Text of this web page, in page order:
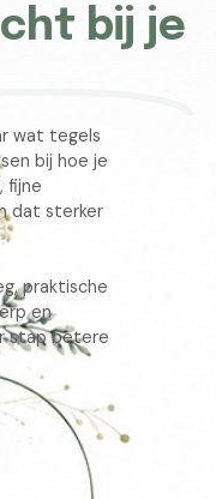
bij je
wat tegels
bij hoe je
fijne
dat sterker
praktische
en
stap betere